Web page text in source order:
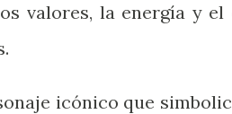
valores, la energía y
icónico que